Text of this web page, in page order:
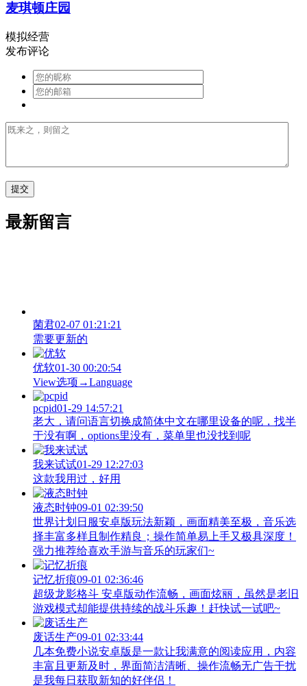
麦琪顿庄园
模拟经营
发布评论
最新留言
菌君02-07 01:21:21
需要更新的
优软01-30 00:20:54
View‌选项→Language
pcpid01-29 14:57:21
老大，请问语言切换成简体中文在哪里设备的呢，找半
于没有啊，options里没有，菜单里也没找到呢
我来试试01-29 12:27:03
这款我用过，好用
液态时钟09-01 02:39:50
世界计划日服安卓版玩法新颖，画面精美至极，音乐选
择丰富多样且制作精良；操作简单易上手又极具深度！
强力推荐给喜欢手游与音乐的玩家们~
记忆折痕09-01 02:36:46
超级龙影格斗 安卓版动作流畅，画面炫丽，虽然是老旧
游戏模式却能提供持续的战斗乐趣！赶快试一试吧~
废话生产09-01 02:33:44
几本免费小说安卓版是一款让我满意的阅读应用，内容
丰富且更新及时，界面简洁清晰、操作流畅无广告干扰
是我每日获取新知的好伴侣！